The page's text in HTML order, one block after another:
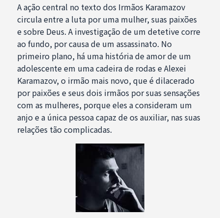
A ação central no texto dos Irmãos Karamazov
circula entre a luta por uma mulher, suas paixões
e sobre Deus. A investigação de um detetive corre
ao fundo, por causa de um assassinato. No
primeiro plano, há uma história de amor de um
adolescente em uma cadeira de rodas e Alexei
Karamazov, o irmão mais novo, que é dilacerado
por paixões e seus dois irmãos por suas sensações
com as mulheres, porque eles a consideram um
anjo e a única pessoa capaz de os auxiliar, nas suas
relações tão complicadas.